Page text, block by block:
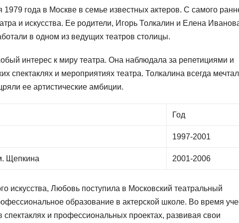
года в Москве в семье известных актеров. С самого
и искусства. Ее родители, Игорь Толкалин и Елена
в одном из ведущих театров столицы.
интерес к миру театра. Она наблюдала за репетициями и
спектаклях и мероприятиях театра. Толкалина всегда
ее артистические амбиции.
Год
1997-2001
Щепкина 2001-2006
искусства, Любовь поступила в Московский театральный
образование в актерской школе. Во время
и профессиональных проектах, развивая свои